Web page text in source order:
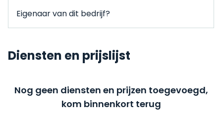
Eigenaar van dit bedrijf?
Diensten en prijslijst
Nog geen diensten en prijzen toegevoegd,
kom binnenkort terug